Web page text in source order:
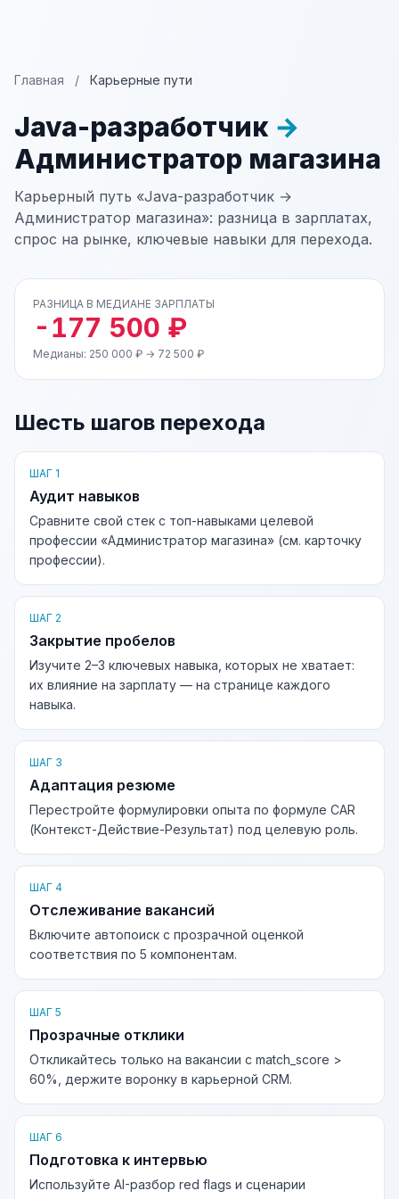
Главная / Карьерные пути
Java-разработчик →
Администратор магазина
Карьерный путь «Java-разработчик →
Администратор магазина»: разница в зарплатах,
спрос на рынке, ключевые навыки для перехода.
РАЗНИЦА В МЕДИАНЕ ЗАРПЛАТЫ
-177 500 ₽
Медианы: 250 000 ₽ → 72 500 ₽
Шесть шагов перехода
ШАГ 1
Аудит навыков
Сравните свой стек с топ-навыками целевой
профессии «Администратор магазина» (см. карточку
профессии).
ШАГ 2
Закрытие пробелов
Изучите 2–3 ключевых навыка, которых не хватает:
их влияние на зарплату — на странице каждого
навыка.
ШАГ 3
Адаптация резюме
Перестройте формулировки опыта по формуле CAR
(Контекст-Действие-Результат) под целевую роль.
ШАГ 4
Отслеживание вакансий
Включите автопоиск с прозрачной оценкой
соответствия по 5 компонентам.
ШАГ 5
Прозрачные отклики
Откликайтесь только на вакансии с match_score >
60%, держите воронку в карьерной CRM.
ШАГ 6
Подготовка к интервью
Используйте AI-разбор red flags и сценарии